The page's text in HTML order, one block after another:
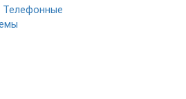
Телефонные